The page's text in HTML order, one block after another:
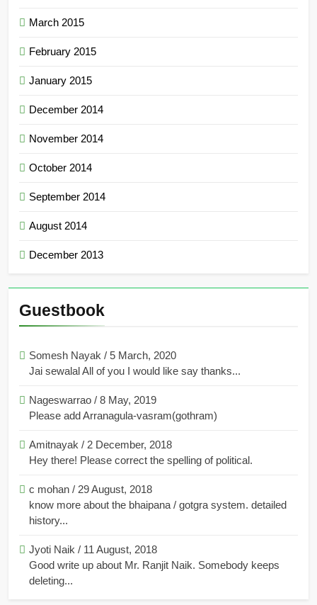
March 2015
February 2015
January 2015
December 2014
November 2014
October 2014
September 2014
August 2014
December 2013
Guestbook
Somesh Nayak / 5 March, 2020
Jai sewalal All of you I would like say thanks...
Nageswarrao / 8 May, 2019
Please add Arranagula-vasram(gothram)
Amitnayak / 2 December, 2018
Hey there! Please correct the spelling of political.
c mohan / 29 August, 2018
know more about the bhaipana / gotgra system. detailed
history...
Jyoti Naik / 11 August, 2018
Good write up about Mr. Ranjit Naik. Somebody keeps
deleting...